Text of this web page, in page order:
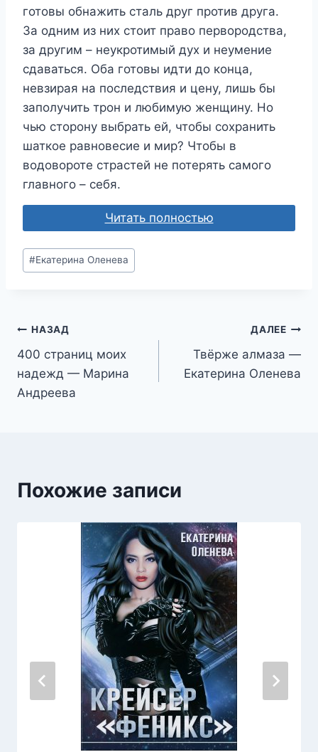
готовы обнажить сталь друг против друга.
За одним из них стоит право первородства,
за другим – неукротимый дух и неумение
сдаваться. Оба готовы идти до конца,
невзирая на последствия и цену, лишь бы
заполучить трон и любимую женщину. Но
чью сторону выбрать ей, чтобы сохранить
шаткое равновесие и мир? Чтобы в
водовороте страстей не потерять самого
главного – себя.
Читать полностью
Метки
записи:
#Екатерина Оленева
Навигация
по
записям
НАЗАД
400 страниц моих
надежд — Марина
Андреева
ДАЛЕЕ
Твёрже алмаза —
Екатерина Оленева
Похожие записи